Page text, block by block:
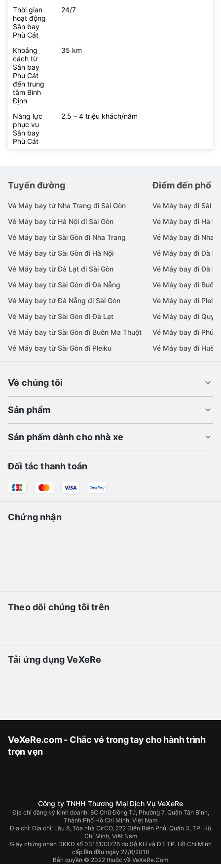
Thời gian
hoạt động
Sân bay
Phù Cát
24/7
Khoảng
cách từ
Sân bay
Phù Cát
đến trung
tâm Bình
Định
35 km
Năng lực
phục vụ
Sân bay
Phù Cát
2,5 – 4 triệu khách/năm
Tuyến đường
Vé Máy bay từ Nha Trang đi Sài Gòn
Vé Máy bay từ Hà Nội đi Sài Gòn
Vé Máy bay từ Sài Gòn đi Nha Trang
Vé Máy bay từ Sài Gòn đi Hà Nội
Vé Máy bay từ Đà Lạt đi Sài Gòn
Vé Máy bay từ Sài Gòn đi Đà Nẵng
Vé Máy bay từ Đà Nẵng đi Sài Gòn
Vé Máy bay từ Sài Gòn đi Đà Lạt
Vé Máy bay từ Sài Gòn đi Buôn Ma Thuột
Vé Máy bay từ Sài Gòn đi Pleiku
Điểm đến phổ
Vé Máy bay đi Sài
Vé Máy bay đi Hà
Vé Máy bay đi Nha
Vé Máy bay đi Đà
Vé Máy bay đi Đà
Vé Máy bay đi Buôn
Vé Máy bay đi Pleiku
Vé Máy bay đi Quy
Vé Máy bay đi Phú
Vé Máy bay đi Huế
Về chúng tôi
Sản phẩm
Sản phẩm dành cho nhà xe
Đối tác thanh toán
Chứng nhận
Theo dõi chúng tôi trên
Tải ứng dụng VeXeRe
VeXeRe.com - Chắc vé trong tay cho hành trình
trọn vẹn
Công ty TNHH Thương Mại Dịch Vụ VeXeRe
Địa chỉ đăng ký kinh doanh: 8C Chữ Đồng Tử, Phường 7, Quận Tân Bình,
Thành Phố Hồ Chí Minh, Việt Nam
Địa chỉ:Địa chỉ: Lầu 8, Tòa nhà CirCO, 222 Điện Biên Phủ, Quận 3, TP. Hồ
Chí Minh, Việt Nam
Giấy chứng nhận ĐKKD số 0315133726 do Sở KH và ĐT TP. Hồ Chí Minh
cấp lần đầu ngày 27/6/2018
Bản quyền © 2022 thuộc về VeXeRe.Com